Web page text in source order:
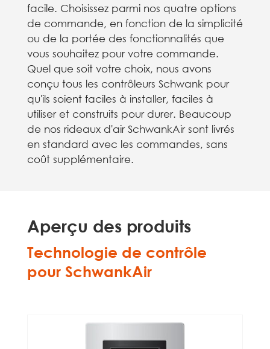
facile. Choisissez parmi nos quatre options
de commande, en fonction de la simplicité
ou de la portée des fonctionnalités que
vous souhaitez pour votre commande.
Quel que soit votre choix, nous avons
conçu tous les contrôleurs Schwank pour
qu'ils soient faciles à installer, faciles à
utiliser et construits pour durer. Beaucoup
de nos rideaux d'air SchwankAir sont livrés
en standard avec les commandes, sans
coût supplémentaire.
Aperçu des produits
Technologie de contrôle
pour SchwankAir